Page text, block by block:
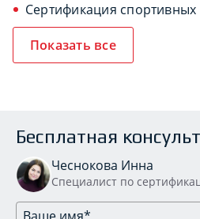
Сертификация
Показать все
Бесплатная
Чеснокова Инна
Специалист по